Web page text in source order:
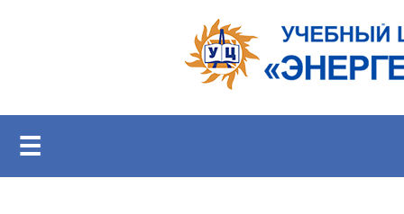
Перейти к основному содержанию
☰